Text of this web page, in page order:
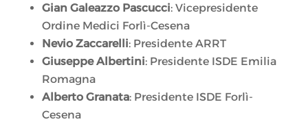
Gian Galeazzo Pascucci: Vicepresidente
Ordine Medici Forlì-Cesena
Nevio Zaccarelli: Presidente ARRT
Giuseppe Albertini: Presidente ISDE Emilia
Romagna
Alberto Granata: Presidente ISDE Forlì-
Cesena